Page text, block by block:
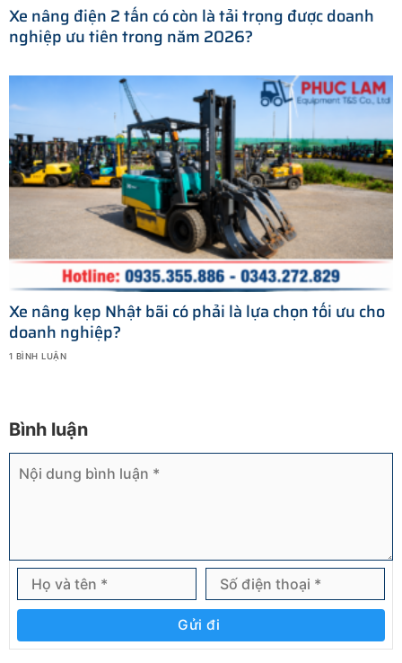
Xe nâng điện 2 tấn có còn là tải trọng được doanh
nghiệp ưu tiên trong năm 2026?
Xe nâng kẹp Nhật bãi có phải là lựa chọn tối ưu cho
doanh nghiệp?
1 BÌNH LUẬN
Bình luận
Gửi đi